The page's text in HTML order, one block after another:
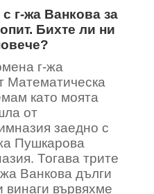
г-жа Ванкова за
Бихте ли ни
г-жа
Математическа
като моята
от
заедно с
Пушкарова
Тогава трите
Ванкова дълги
винаги вървяхме